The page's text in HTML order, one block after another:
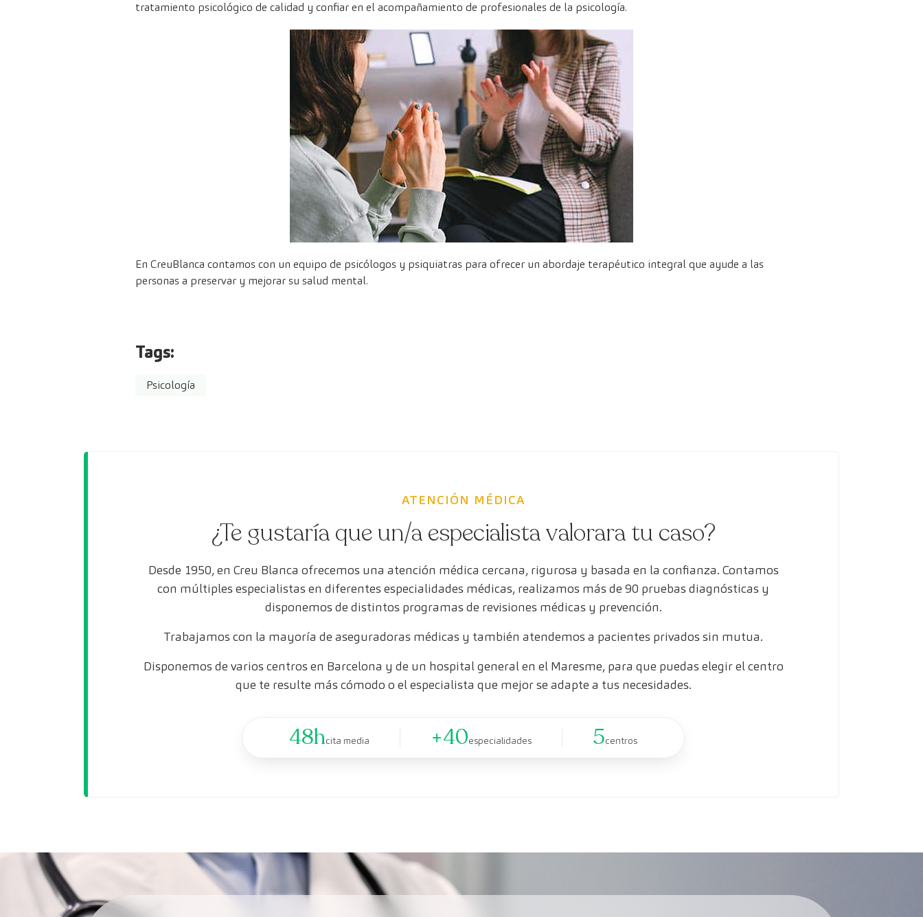
tratamiento psicológico de calidad y confiar en el acompañamiento de profesionales de la psicología.
En CreuBlanca contamos con un equipo de psicólogos y psiquiatras para ofrecer un abordaje terapéutico integral que ayude a las
personas a preservar y mejorar su salud mental.
Tags:
Psicología
ATENCIÓN MÉDICA
¿Te gustaría que un/a especialista valorara tu caso?
Desde 1950, en Creu Blanca ofrecemos una atención médica cercana, rigurosa y basada en la confianza. Contamos
con múltiples especialistas en diferentes especialidades médicas, realizamos más de 90 pruebas diagnósticas y
disponemos de distintos programas de revisiones médicas y prevención.
Trabajamos con la mayoría de aseguradoras médicas y también atendemos a pacientes privados sin mutua.
Disponemos de varios centros en Barcelona y de un hospital general en el Maresme, para que puedas elegir el centro
que te resulte más cómodo o el especialista que mejor se adapte a tus necesidades.
48hcita media +40especialidades 5centros